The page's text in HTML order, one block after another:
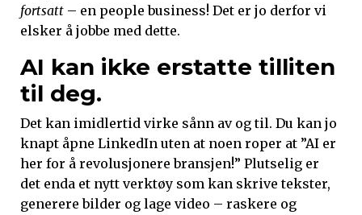
fortsatt – en people business! Det er jo derfor vi
elsker å jobbe med dette.
AI kan ikke erstatte tilliten
til deg.
Det kan imidlertid virke sånn av og til. Du kan jo
knapt åpne LinkedIn uten at noen roper at ”AI er
her for å revolusjonere bransjen!” Plutselig er
det enda et nytt verktøy som kan skrive tekster,
generere bilder og lage video – raskere og